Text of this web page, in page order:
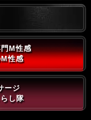
M性感
性感
ージ
し隊